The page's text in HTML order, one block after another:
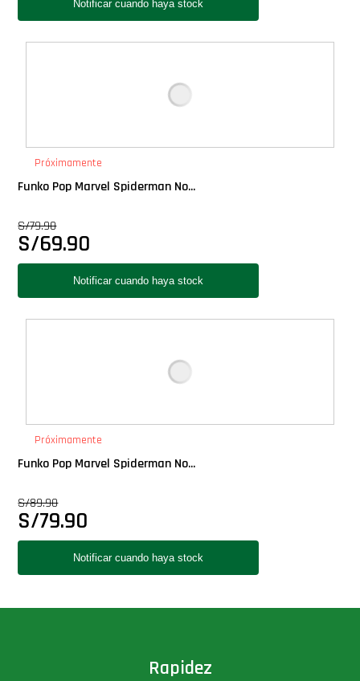
Próximamente
Funko Pop Marvel Spiderman No...
S/79.90
S/69.90
Próximamente
Funko Pop Marvel Spiderman No...
S/89.90
S/79.90
Rapidez